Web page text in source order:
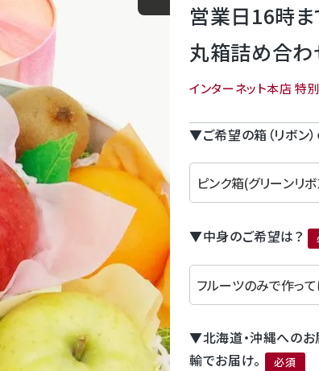
営業日16時
丸箱詰め合わ
インターネット本店 特
▼ご希望の箱（リボン
▼中身のご希望は？
▼北海道・沖縄へのお
輸でお届け。